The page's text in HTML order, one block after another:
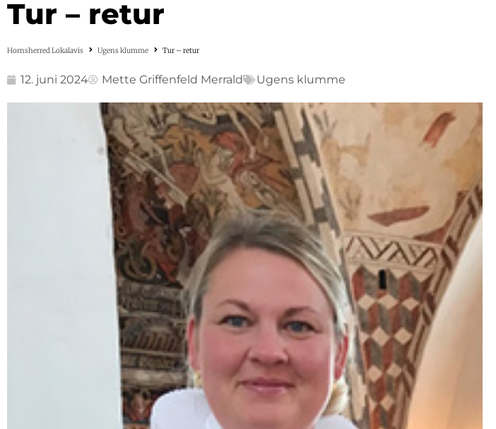
Tur – retur
Hornsherred Lokalavis Ugens klumme Tur – retur
12. juni 2024 Mette Griffenfeld Merrald Ugens klumme